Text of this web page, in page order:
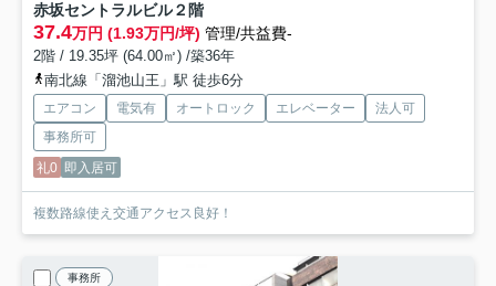
赤坂セントラルビル２階
37.4万円 (1.93万円/坪) 管理/共益費-
2階 / 19.35坪 (64.00㎡) /築36年
南北線「溜池山王」駅 徒歩6分
エアコン 電気有 オートロック エレベーター
法人可
事務所可
礼0 即入居可
複数路線使え交通アクセス良好！
事務所